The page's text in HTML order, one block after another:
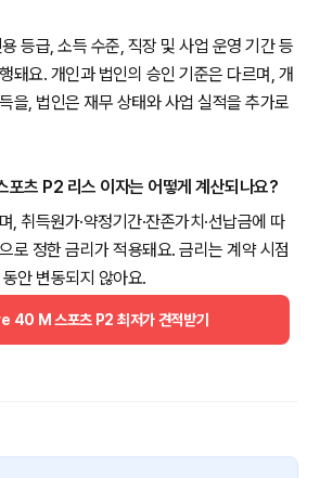
등급, 소득 수준, 직장 및 사업 운영 기간 등
돼요. 개인과 법인의 승인 기준은 다르며, 개
을, 법인은 재무 상태와 사업 실적을 추가로
츠 P2 리스 이자는 어떻게 계산되나요?
, 취득원가·약정기간·잔존가치·선납금에 따
로 정한 금리가 적용돼요. 금리는 계약 시점
안 변동되지 않아요.
40 M 스포츠 P2 최저가 견적받기